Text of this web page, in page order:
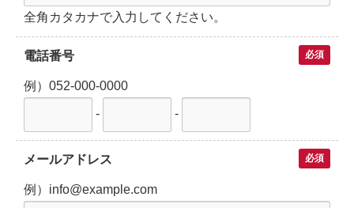
全角カタカナで入力してください。
電話番号 必須
例）052-000-0000
- -
メールアドレス 必須
例）info@example.com